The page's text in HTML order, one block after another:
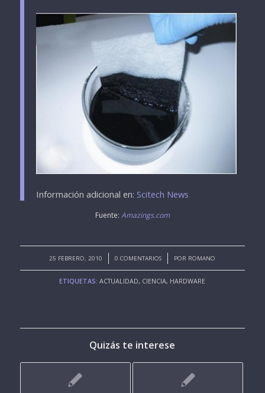
Información adicional en: Scitech News
Fuente: Amazings.com
25 FEBRERO, 2010
/ 0 COMENTARIOS
/ POR ROMANO
ETIQUETAS: ACTUALIDAD, CIENCIA, HARDWARE
Quizás te interese